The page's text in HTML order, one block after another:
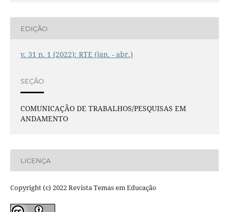
EDIÇÃO
v. 31 n. 1 (2022): RTE (jan. - abr.)
SEÇÃO
COMUNICAÇÃO DE TRABALHOS/PESQUISAS EM
ANDAMENTO
LICENÇA
Copyright (c) 2022 Revista Temas em Educação